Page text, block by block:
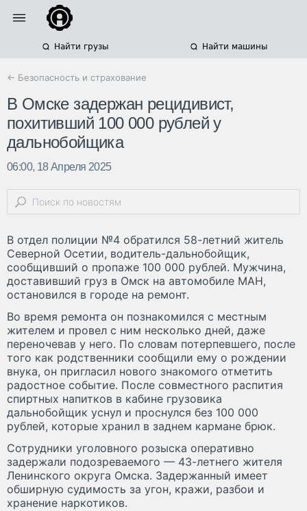
Найти грузы Найти машины
← Безопасность и страхование
В Омске задержан рецидивист,
похитивший 100 000 рублей у
дальнобойщика
06:00, 18 Апреля 2025
В отдел полиции №4 обратился 58-летний житель
Северной Осетии, водитель-дальнобойщик,
сообщивший о пропаже 100 000 рублей. Мужчина,
доставивший груз в Омск на автомобиле МАН,
остановился в городе на ремонт.
Во время ремонта он познакомился с местным
жителем и провел с ним несколько дней, даже
переночевав у него. По словам потерпевшего, после
того как родственники сообщили ему о рождении
внука, он пригласил нового знакомого отметить
радостное событие. После совместного распития
спиртных напитков в кабине грузовика
дальнобойщик уснул и проснулся без 100 000
рублей, которые хранил в заднем кармане брюк.
Сотрудники уголовного розыска оперативно
задержали подозреваемого — 43-летнего жителя
Ленинского округа Омска. Задержанный имеет
обширную судимость за угон, кражи, разбои и
хранение наркотиков.